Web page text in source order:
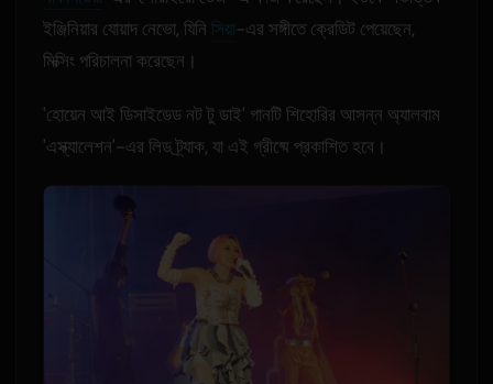
ইঞ্জিনিয়ার যোয়াদ নেভো, যিনি সিয়া-এর সঙ্গীতে ক্রেডিট পেয়েছেন,
মিক্সিং পরিচালনা করেছেন।
'হোয়েন আই ডিসাইডেড নট টু ডাই' গানটি শিহোরির আসন্ন অ্যালবাম
'এস্ক্যালেশন'-এর লিড ট্র্যাক, যা এই গ্রীষ্মে প্রকাশিত হবে।